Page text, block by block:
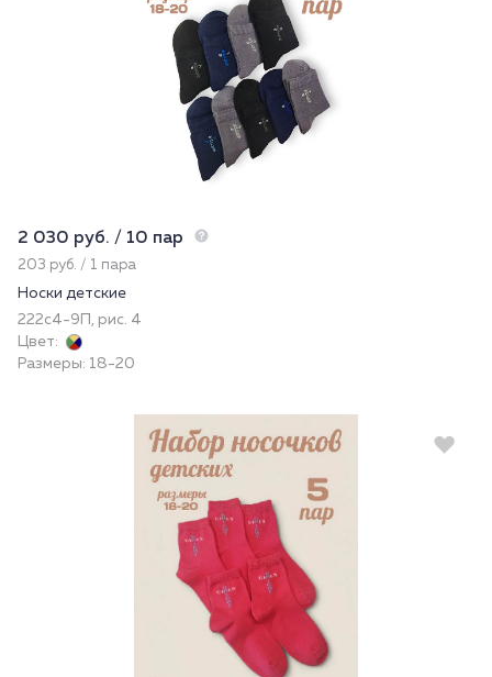
2 030 руб. / 10 пар
203 руб. / 1 пара
Носки детские
222с4-9П, рис. 4
Цвет:
Размеры: 18-20